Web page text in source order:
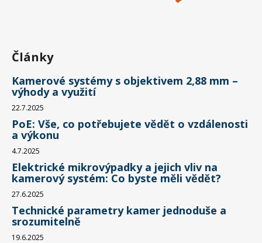
Články
Kamerové systémy s objektivem 2,88 mm –
výhody a využití
22.7.2025
PoE: Vše, co potřebujete vědět o vzdálenosti
a výkonu
4.7.2025
Elektrické mikrovýpadky a jejich vliv na
kamerový systém: Co byste měli vědět?
27.6.2025
Technické parametry kamer jednoduše a
srozumitelně
19.6.2025